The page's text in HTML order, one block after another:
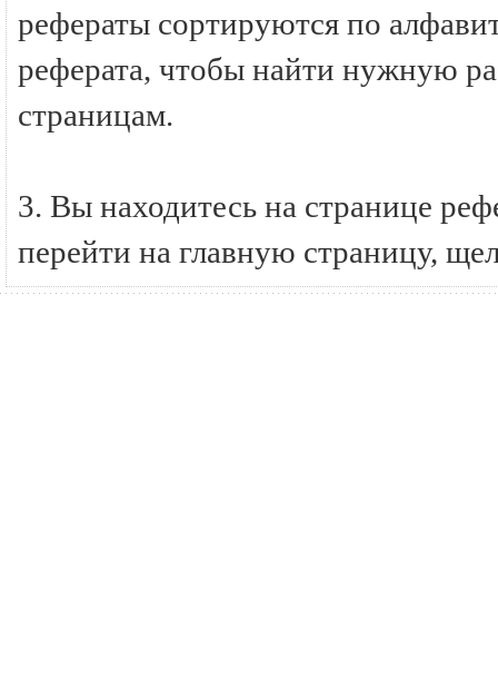
рефераты сортируются по
реферата, чтобы найти нужную
страницам.
3. Вы находитесь на странице
перейти на главную страницу,